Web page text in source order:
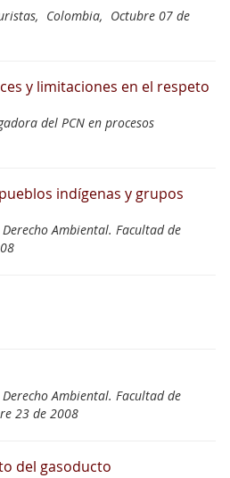
Colombia, Octubre 07 de
y limitaciones en el respeto
del PCN en procesos
indígenas y grupos
Ambiental. Facultad de
Ambiental. Facultad de
23 de 2008
del gasoducto